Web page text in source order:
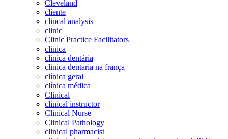
Cleveland
cliente
clincal analysis
clinic
Clinic Practice Facilitators
clinica
clinica dentária
clinica dentaria na frança
clínica geral
clínica médica
Clinical
clinical instructor
Clinical Nurse
Clinical Pathology
clinical pharmacist